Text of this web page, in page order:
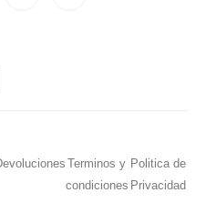
Terminos y
condiciones
Politica de
Privacidad